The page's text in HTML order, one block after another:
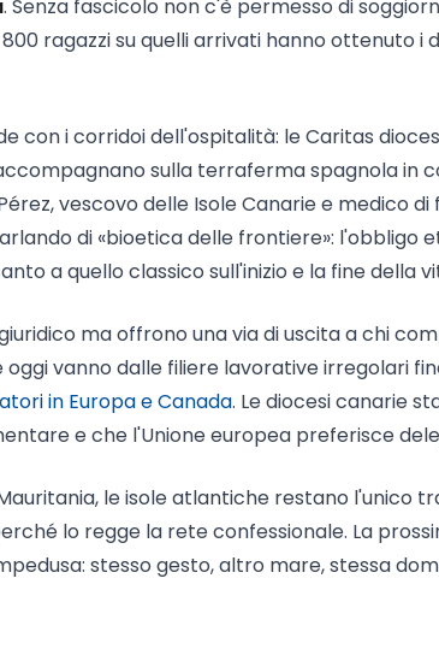
. Senza fascicolo non c'è permesso di
ragazzi su quelli arrivati hanno ottenuto i
con i corridoi dell'ospitalità: le Caritas
sulla terraferma spagnola in
vescovo delle Isole Canarie e medico
di «bioetica delle frontiere»: l'obbligo
a quello classico sull'inizio e la fine della
ma offrono una via di uscita a chi
vanno dalle filiere lavorative irregolari
in Europa e Canada. Le diocesi canarie
e che l'Unione europea preferisce
le isole atlantiche restano l'unico
lo regge la rete confessionale. La
stesso gesto, altro mare, stessa